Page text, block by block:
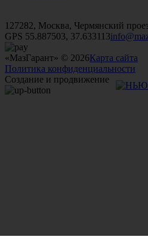
127282, Москва, Чермянский
GPS 55.887503, 37.633113
«МазГарант» © 2026Карта сайта
Политика конфиденциальности
Создание и продвижение